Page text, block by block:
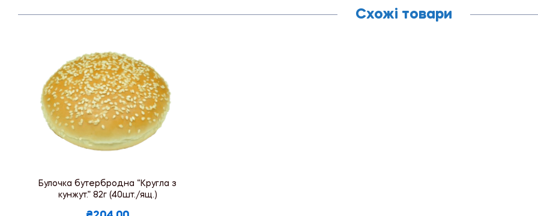
Схожі товари
Булочка бутербродна “Кругла з
кунжут.” 82г (40шт./ящ.)